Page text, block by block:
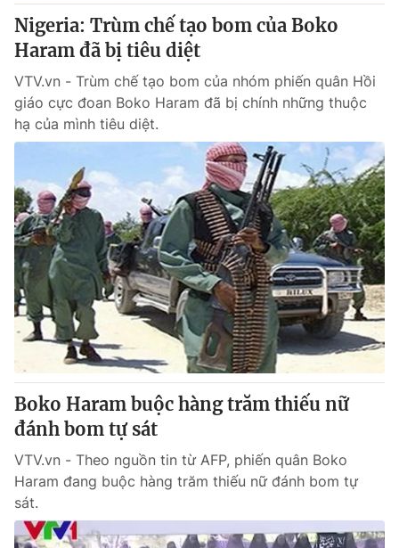
Nigeria: Trùm chế tạo bom của Boko
Haram đã bị tiêu diệt
VTV.vn - Trùm chế tạo bom của nhóm phiến quân Hồi
giáo cực đoan Boko Haram đã bị chính những thuộc
hạ của mình tiêu diệt.
Boko Haram buộc hàng trăm thiếu nữ
đánh bom tự sát
VTV.vn - Theo nguồn tin từ AFP, phiến quân Boko
Haram đang buộc hàng trăm thiếu nữ đánh bom tự
sát.